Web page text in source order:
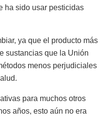
ha sido usar pesticidas
ya que el producto más
sustancias que la Unión
menos perjudiciales
para muchos otros
años, esto aún no era